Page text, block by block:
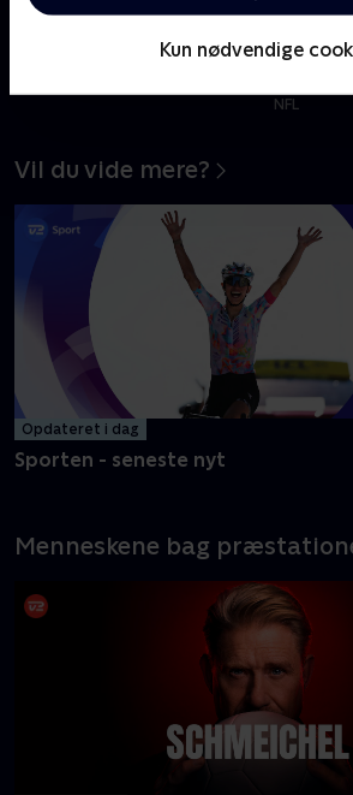
Kun nødvendigeArizona
NFL
Vil du vide mere?
Opdateret i dag
Sporten - seneste nyt
Menneskene bag